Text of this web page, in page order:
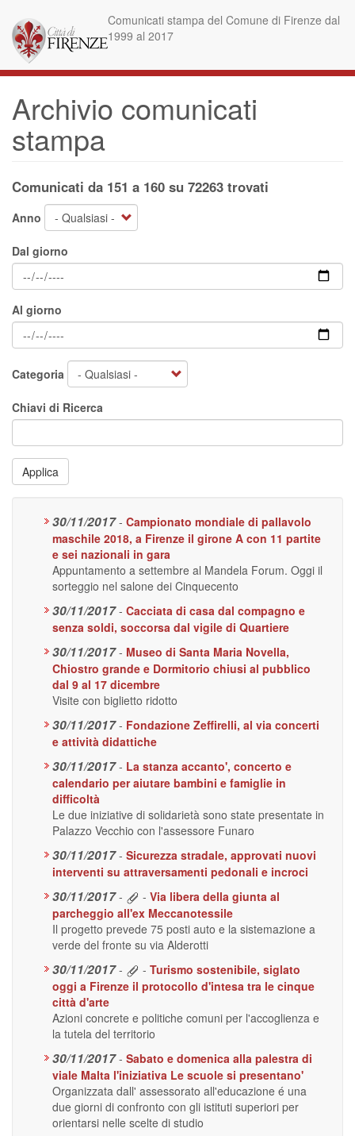
contenuto
principale
Comunicati stampa del Comune di Firenze dal
1999 al 2017
Archivio comunicati
stampa
Comunicati da 151 a 160 su 72263 trovati
Anno
Dal giorno
Al giorno
Categoria
Chiavi di Ricerca
Applica
30/11/2017 - Campionato mondiale di pallavolo
maschile 2018, a Firenze il girone A con 11 partite
e sei nazionali in gara
Appuntamento a settembre al Mandela Forum. Oggi il
sorteggio nel salone dei Cinquecento
30/11/2017 - Cacciata di casa dal compagno e
senza soldi, soccorsa dal vigile di Quartiere
30/11/2017 - Museo di Santa Maria Novella,
Chiostro grande e Dormitorio chiusi al pubblico
dal 9 al 17 dicembre
Visite con biglietto ridotto
30/11/2017 - Fondazione Zeffirelli, al via concerti
e attività didattiche
30/11/2017 - La stanza accanto', concerto e
calendario per aiutare bambini e famiglie in
difficoltà
Le due iniziative di solidarietà sono state presentate in
Palazzo Vecchio con l'assessore Funaro
30/11/2017 - Sicurezza stradale, approvati nuovi
interventi su attraversamenti pedonali e incroci
30/11/2017 - - Via libera della giunta al
parcheggio all'ex Meccanotessile
Il progetto prevede 75 posti auto e la sistemazione a
verde del fronte su via Alderotti
30/11/2017 - - Turismo sostenibile, siglato
oggi a Firenze il protocollo d'intesa tra le cinque
città d'arte
Azioni concrete e politiche comuni per l'accoglienza e
la tutela del territorio
30/11/2017 - Sabato e domenica alla palestra di
viale Malta l'iniziativa Le scuole si presentano'
Organizzata dall' assessorato all'educazione é una
due giorni di confronto con gli istituti superiori per
orientarsi nelle scelte di studio